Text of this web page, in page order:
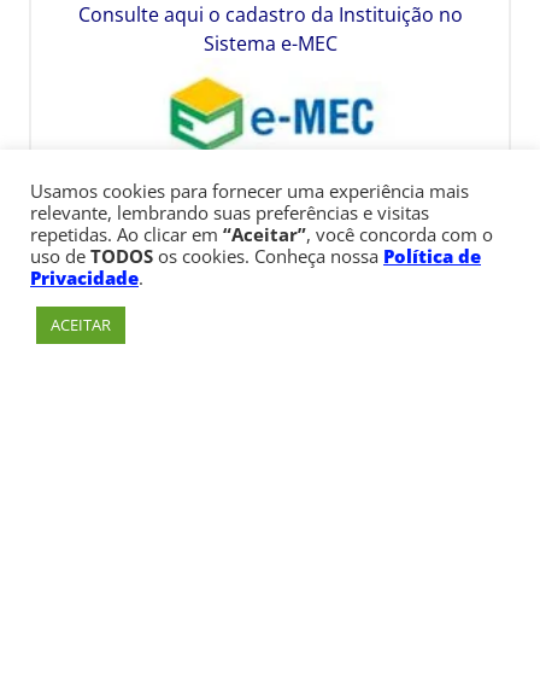
Consulte aqui o cadastro da Instituição no
Sistema e-MEC
Usamos cookies para fornecer uma experiência mais
relevante, lembrando suas preferências e visitas
repetidas. Ao clicar em “Aceitar”, você concorda com o
uso de TODOS os cookies. Conheça nossa Política de
Privacidade.
ACEITAR